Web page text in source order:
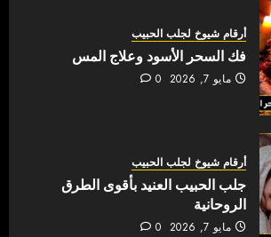
أرقام شيوخ لجلب الحبيب
فك السحر الأسود وعلاج المس
مايو 7, 2026 0
أرقام شيوخ لجلب الحبيب
جلب الحبيب العنيد بأقوى الطرق
الروحانية
مايو 7, 2026 0